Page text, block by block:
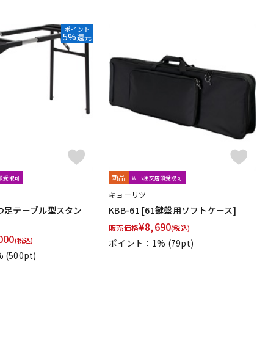
ポイント
5%還元
受取可
テーブル型スタン
(税込)
(500pt)
新品 WEB注文店頭受取可
キョーリツ
KBB-61 [61鍵盤用ソフトケース]
販売価格¥8,690(税込)
ポイント：1% (79pt)